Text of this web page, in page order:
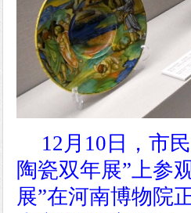
12月10日，市
陶瓷双年展”上参观
展”在河南博物院